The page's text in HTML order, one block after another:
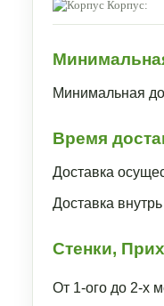
Корпус:
Минимальная
Время
Доставка
Доставка
Стенки,
От 1-ого до 2-х